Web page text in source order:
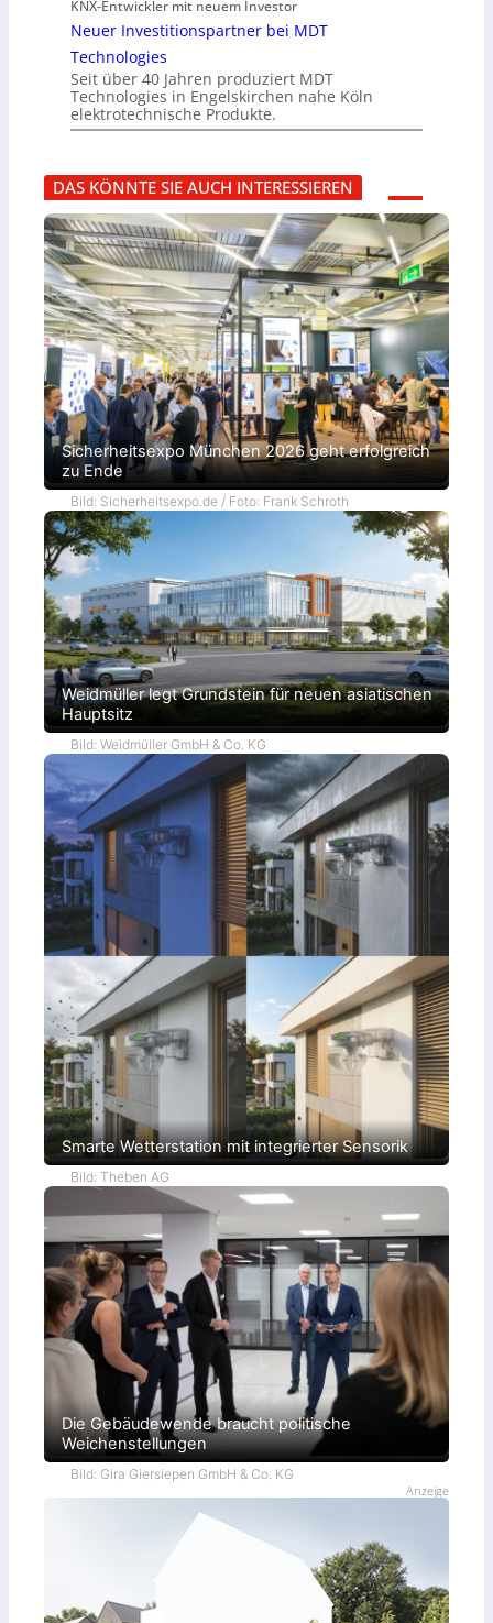
KNX-Entwickler mit neuem Investor
Neuer Investitionspartner bei MDT
Technologies
Seit über 40 Jahren produziert MDT
Technologies in Engelskirchen nahe Köln
elektrotechnische Produkte.
DAS KÖNNTE SIE AUCH INTERESSIEREN
Sicherheitsexpo München 2026 geht erfolgreich
zu Ende
Bild: Sicherheitsexpo.de / Foto: Frank Schroth
Weidmüller legt Grundstein für neuen asiatischen
Hauptsitz
Bild: Weidmüller GmbH & Co. KG
Smarte Wetterstation mit integrierter Sensorik
Bild: Theben AG
Die Gebäudewende braucht politische
Weichenstellungen
Bild: Gira Giersiepen GmbH & Co. KG
Anzeige